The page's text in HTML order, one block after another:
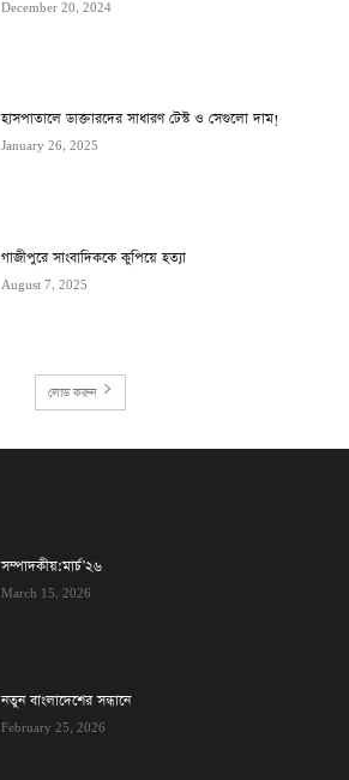
December 20, 2024
হাসপাতালে ডাক্তারদের সাধারণ টেস্ট ও সেগুলো দাম!
January 26, 2025
গাজীপুরে সাংবাদিককে কুপিয়ে হত্যা
August 7, 2025
লোড করুন
সম্পাদকীয়:মার্চ’২৬
March 15, 2026
নতুন বাংলাদেশের সন্ধানে
February 25, 2026